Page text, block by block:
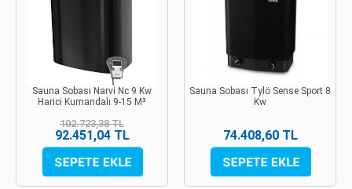
Sauna Sobası Narvi Nc 9 Kw
Harici Kumandalı 9-15 M³
102.723,38 TL
92.451,04 TL
Sauna Sobası Tylö Sense Sport 8
Kw
74.408,60 TL